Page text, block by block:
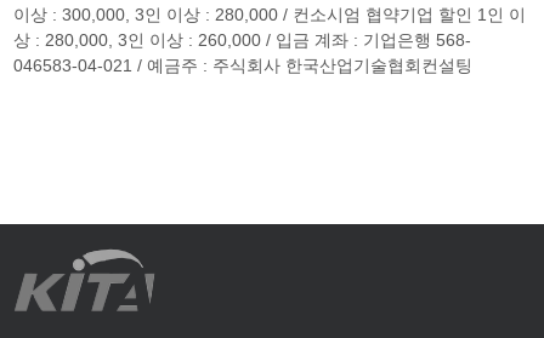
이상 : 300,000, 3인 이상 : 280,000 / 컨소시엄 협약기업 할인 1인 이
상 : 280,000, 3인 이상 : 260,000 / 입금 계좌 : 기업은행 568-
046583-04-021 / 예금주 : 주식회사 한국산업기술협회컨설팅